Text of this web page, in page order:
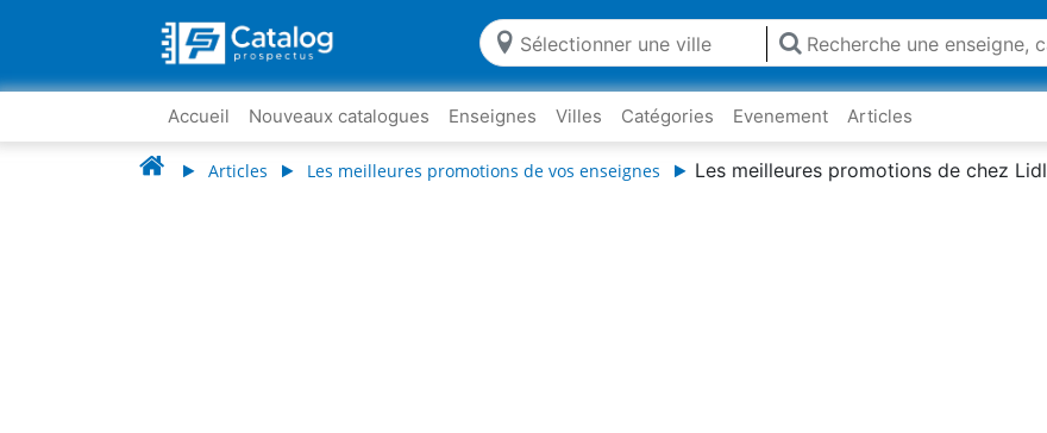
Accueil Nouveaux catalogues Enseignes Villes Catégories Evenement Articles
Articles Les meilleures promotions de vos enseignes Les meilleures promotions de chez Lidl